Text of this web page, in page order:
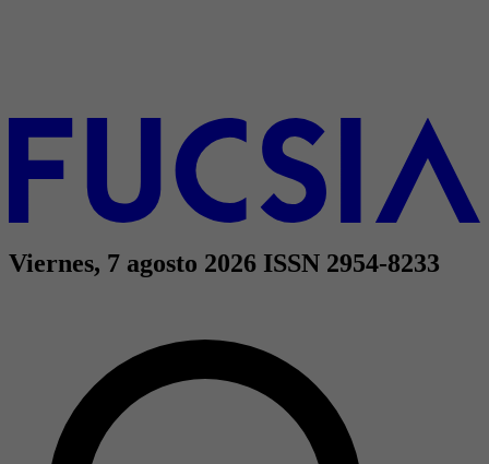
Viernes, 7 agosto 2026 ISSN 2954-8233